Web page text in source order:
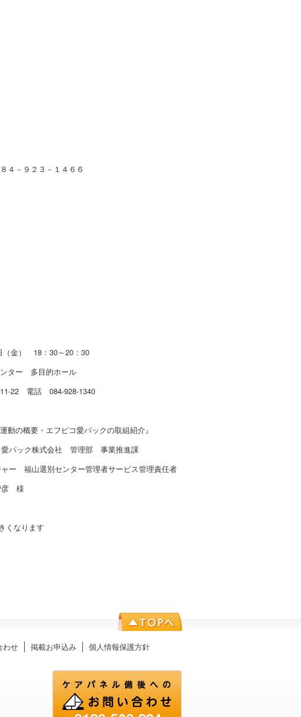
２３－１４６６
金） 18：30～20：30
ター 多目的ホール
電話 084-928-1340
の概要・エフピコ愛パックの取組紹介』
ク株式会社 管理部 事業推進課
別センター管理者サービス管理責任者
様
くなります
わせ 掲載お申込み 個人情報保護方針